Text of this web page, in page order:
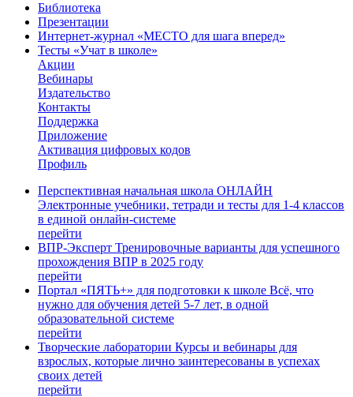
Библиотека
Презентации
Интернет-журнал «МЕСТО для шага вперед»
Тесты «Учат в школе»
Акции
Вебинары
Издательство
Контакты
Поддержка
Приложение
Активация цифровых кодов
Профиль
Перспективная начальная школа ОНЛАЙН
Электронные учебники, тетради и тесты для 1-4 классов
в единой онлайн-системе
перейти
ВПР-Эксперт Тренировочные варианты для успешного
прохождения ВПР в 2025 году
перейти
Портал «ПЯТЬ+» для подготовки к школе Всё, что
нужно для обучения детей 5-7 лет, в одной
образовательной системе
перейти
Творческие лаборатории Курсы и вебинары для
взрослых, которые лично заинтересованы в успехах
своих детей
перейти